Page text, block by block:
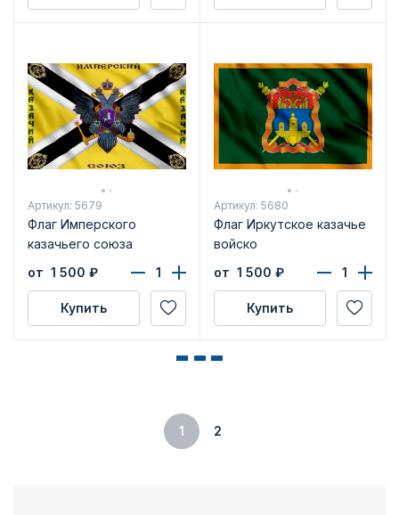
Артикул: 5679
Флаг Имперского
казачьего союза
от 1 500 ₽
Купить
Артикул: 5680
Флаг Иркутское казачье
войско
от 1 500 ₽
Купить
1 2